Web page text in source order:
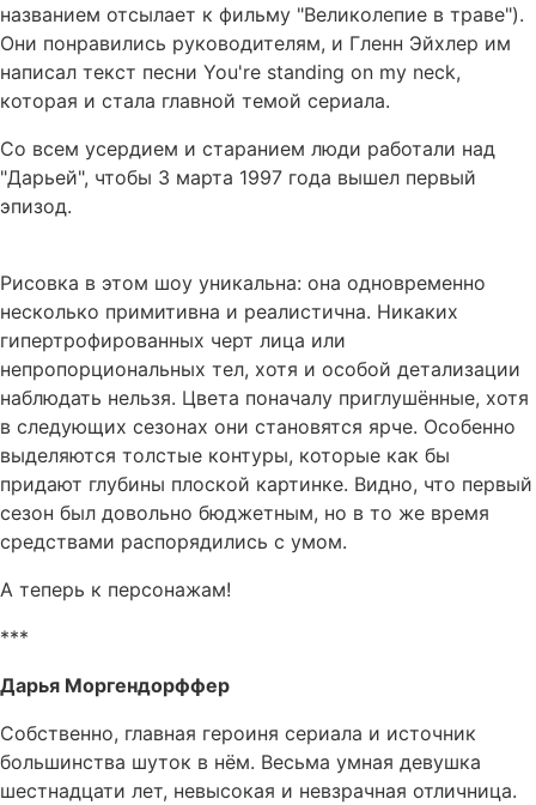
названием отсылает к фильму "Великолепие в траве").
Они понравились руководителям, и Гленн Эйхлер им
написал текст песни You're standing on my neck,
которая и стала главной темой сериала.
Со всем усердием и старанием люди работали над
"Дарьей", чтобы 3 марта 1997 года вышел первый
эпизод.
Рисовка в этом шоу уникальна: она одновременно
несколько примитивна и реалистична. Никаких
гипертрофированных черт лица или
непропорциональных тел, хотя и особой детализации
наблюдать нельзя. Цвета поначалу приглушённые, хотя
в следующих сезонах они становятся ярче. Особенно
выделяются толстые контуры, которые как бы
придают глубины плоской картинке. Видно, что первый
сезон был довольно бюджетным, но в то же время
средствами распорядились с умом.
А теперь к персонажам!
***
Дарья Моргендорффер
Собственно, главная героиня сериала и источник
большинства шуток в нём. Весьма умная девушка
шестнадцати лет, невысокая и невзрачная отличница.